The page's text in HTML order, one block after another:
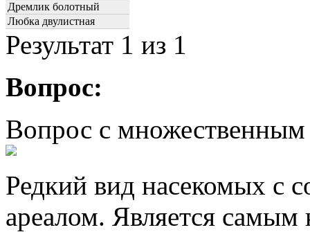
Дремлик болотный
Любка двулистная
Результат 1 из 1
Вопрос:
Вопрос с
Редкий вид насекомых с
ареалом. Является